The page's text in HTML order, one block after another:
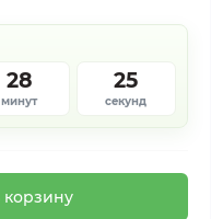
28
минут
24
секунды
корзину